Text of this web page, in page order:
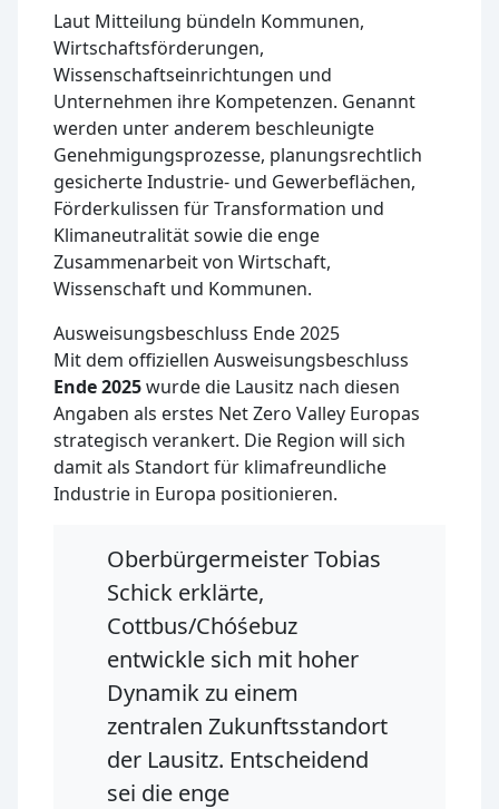
Laut Mitteilung bündeln Kommunen,
Wirtschaftsförderungen,
Wissenschaftseinrichtungen und
Unternehmen ihre Kompetenzen. Genannt
werden unter anderem beschleunigte
Genehmigungsprozesse, planungsrechtlich
gesicherte Industrie- und Gewerbeflächen,
Förderkulissen für Transformation und
Klimaneutralität sowie die enge
Zusammenarbeit von Wirtschaft,
Wissenschaft und Kommunen.
Ausweisungsbeschluss Ende 2025
Mit dem offiziellen Ausweisungsbeschluss
Ende 2025wurde die Lausitz nach diesen
Angaben als erstes Net Zero Valley Europas
strategisch verankert. Die Region will sich
damit als Standort für klimafreundliche
Industrie in Europa positionieren.
Oberbürgermeister Tobias
Schick erklärte,
Cottbus/Chóśebuz
entwickle sich mit hoher
Dynamik zu einem
zentralen Zukunftsstandort
der Lausitz. Entscheidend
sei die enge